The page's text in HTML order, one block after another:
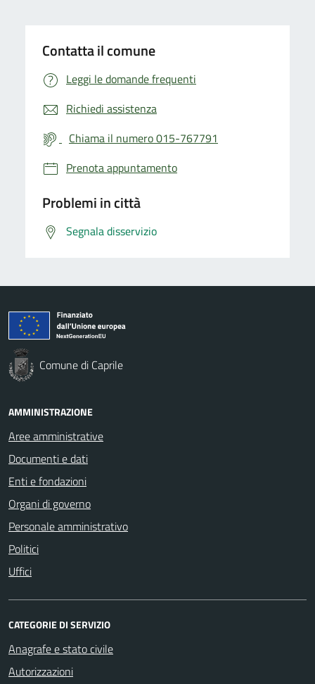
Contatta il comune
Leggi le domande frequenti
Richiedi assistenza
Chiama il numero 015-767791
Prenota appuntamento
Problemi in città
Segnala disservizio
Comune di Caprile
AMMINISTRAZIONE
Aree amministrative
Documenti e dati
Enti e fondazioni
Organi di governo
Personale amministrativo
Politici
Uffici
CATEGORIE DI SERVIZIO
Anagrafe e stato civile
Autorizzazioni